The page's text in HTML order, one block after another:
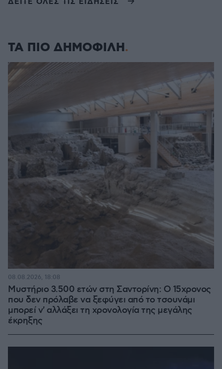
ΤΑ ΠΙΟ ΔΗΜΟΦΙΛΗ
Μυστήριο 3.500 ετών στη Σαντορίνη: Ο 15χρονος
που δεν πρόλαβε να ξεφύγει από το τσουνάμι
μπορεί ν' αλλάξει τη χρονολογία της μεγάλης
έκρηξης
08.08.2026, 18:08